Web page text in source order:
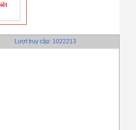
Lượt truy cập: 1022213